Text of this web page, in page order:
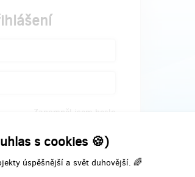
s cookies 🍪)
úspěšnější a svět duhovější. 🌈
Zapomněl jsem heslo